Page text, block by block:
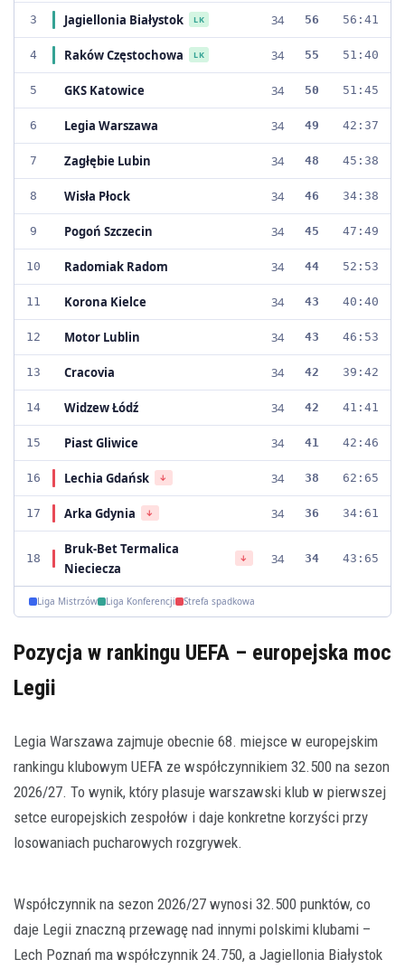
3 Jagiellonia Białystok LK 34 56 56:41
4 Raków Częstochowa LK 34 55 51:40
5 GKS Katowice 34 50 51:45
6 Legia Warszawa 34 49 42:37
7 Zagłębie Lubin 34 48 45:38
8 Wisła Płock 34 46 34:38
9 Pogoń Szczecin 34 45 47:49
10 Radomiak Radom 34 44 52:53
11 Korona Kielce 34 43 40:40
12 Motor Lublin 34 43 46:53
13 Cracovia 34 42 39:42
14 Widzew Łódź 34 42 41:41
15 Piast Gliwice 34 41 42:46
16 Lechia Gdańsk ↓ 34 38 62:65
17 Arka Gdynia ↓ 34 36 34:61
18
Bruk-Bet Termalica
Nieciecza
↓ 34 34 43:65
Liga Mistrzów Liga Konferencji Strefa spadkowa
Pozycja w rankingu UEFA – europejska moc
Legii
Legia Warszawa zajmuje obecnie 68. miejsce w europejskim
rankingu klubowym UEFA ze współczynnikiem 32.500 na sezon
2026/27. To wynik, który plasuje warszawski klub w pierwszej
setce europejskich zespołów i daje konkretne korzyści przy
losowaniach pucharowych rozgrywek.
Współczynnik na sezon 2026/27 wynosi 32.500 punktów, co
daje Legii znaczną przewagę nad innymi polskimi klubami –
Lech Poznań ma współczynnik 24.750, a Jagiellonia Białystok